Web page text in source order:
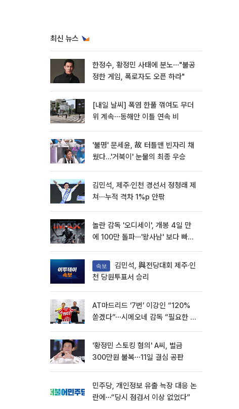
최신 뉴스
한정수, 황정민 사태에 분노⋯"불공
정한 게임, 폭로자도 오픈 하라"
[내일 날씨] 폭염 한풀 꺾여도 무더
위 계속⋯동해안 이틀 연속 비
'불명' 문세윤, 故 터틀맨 빈자리 채
웠다…'거북이' 눈물의 최종 우승
김민석, 제주·인천 경선서 정청래 제
쳐⋯누적 격차 1%p 안팎
놀란 감독 '오디세이', 개봉 4일 만
에 100만 돌파⋯'왕사남' 보다 빠르
속보
천 당원투표서 승리
AT마드리드 ‘7번’ 이강인 “120%
쏟겠다”⋯시메오네 감독 “필요한 선
'황정민 스토킹 혐의' A씨, 벌금
300만원 불복⋯11일 결심 공판
민주당, 개인정보 유출 늑장 대응 논
란에⋯“당시 점검서 이상 없었다”